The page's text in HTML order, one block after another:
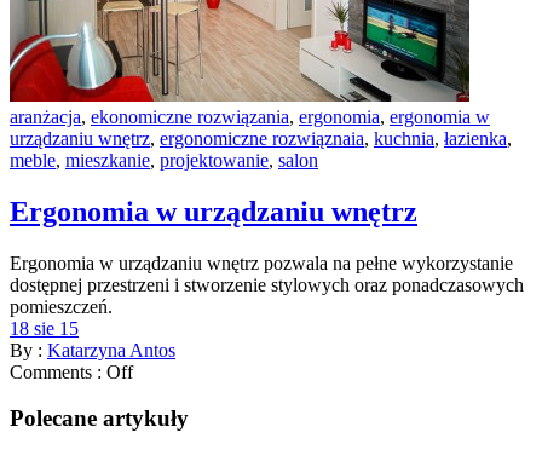
aranżacja, ekonomiczne rozwiązania, ergonomia, ergonomia w
urządzaniu wnętrz, ergonomiczne rozwiąznaia, kuchnia, łazienka,
meble, mieszkanie, projektowanie, salon
Ergonomia w urządzaniu wnętrz
Ergonomia w urządzaniu wnętrz pozwala na pełne wykorzystanie
dostępnej przestrzeni i stworzenie stylowych oraz ponadczasowych
pomieszczeń.
18 sie 15
By : Katarzyna Antos
Comments : Off
Polecane artykuły